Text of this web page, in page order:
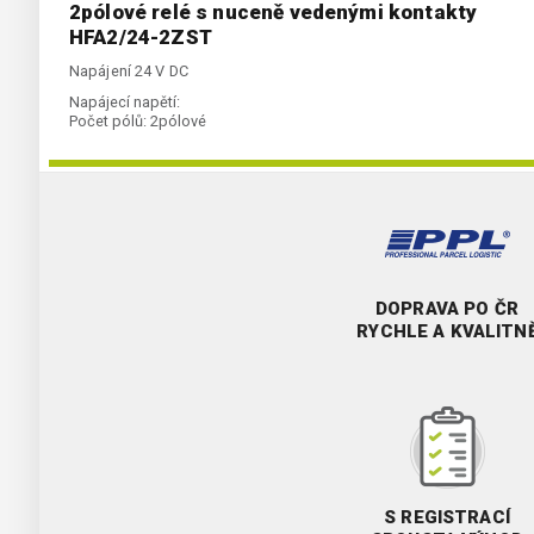
2pólové relé s nuceně vedenými kontakty
HFA2/24-2ZST
Napájení 24 V DC
Napájecí napětí:
Počet pólů: 2pólové
DOPRAVA PO ČR
RYCHLE A
S REGISTRACÍ